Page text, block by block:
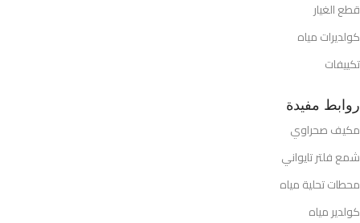
قطع الغيار
كولديرات مياه
تكييفات
روابط مفيدة
مكيف صحراوي
شمع فلتر تايواني
محطات تحلية مياه
كولدير مياه